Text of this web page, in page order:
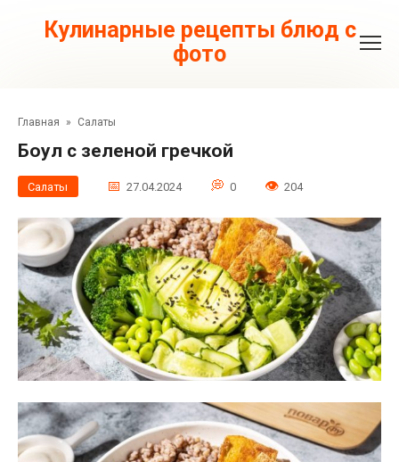
контентуКулинарные рецепты блюд с
фото
Главная » Салаты
Боул с зеленой гречкой
Салаты 27.04.2024 0 204